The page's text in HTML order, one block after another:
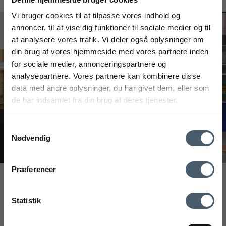
Vi bruger cookies til at tilpasse vores indhold og
annoncer, til at vise dig funktioner til sociale medier og til
at analysere vores trafik. Vi deler også oplysninger om
din brug af vores hjemmeside med vores partnere inden
for sociale medier, annonceringspartnere og
analysepartnere. Vores partnere kan kombinere disse
data med andre oplysninger, du har givet dem, eller som
de har indsamlet fra din brug af deres tjenester.
Nødvendig
Præferencer
Statistik
#interiorshop
Løsning
FÅ 20% RABATT
Få 20 % rabatt ved å melde deg på vårt nyhetsbrev.
*Rabatten din kan ikke brukes på allerede nedsatte varer
eller produkter fra Rocket.
Ved å registrere deg godtar du å motta vårt nyhetsbrev
med gode tilbud og inspirasjon. Du kan alltid trekke tilbake